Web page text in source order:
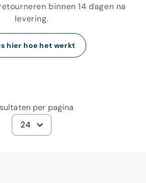
binnen 14 dagen na
levering.
hier hoe het werkt
per pagina
24